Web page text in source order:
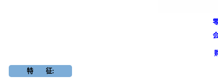
特 征: